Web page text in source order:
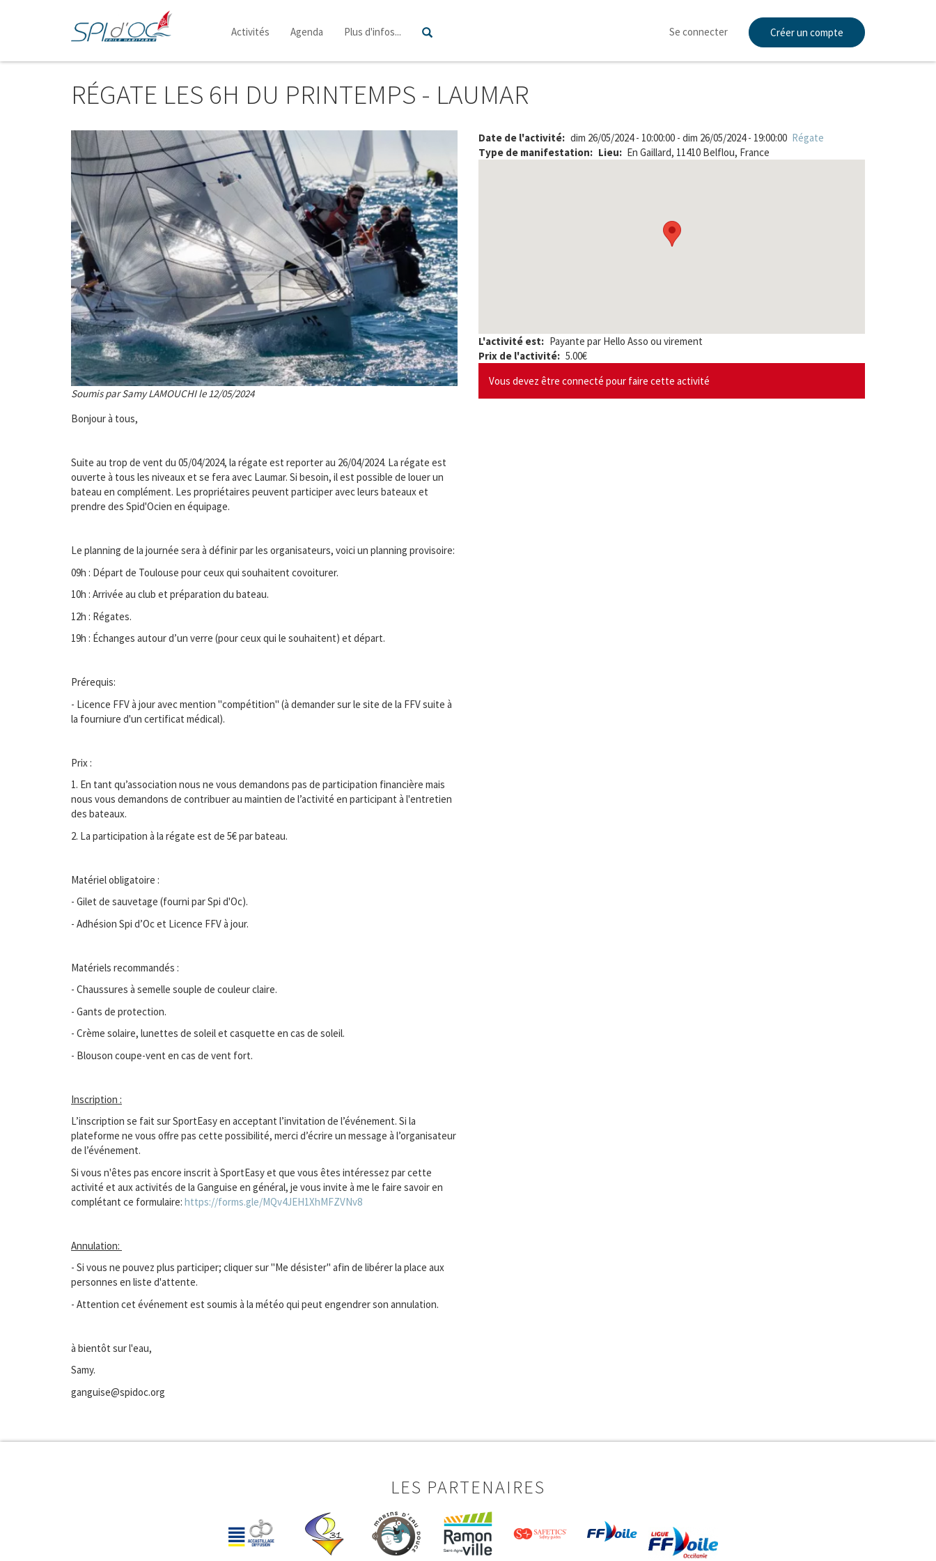
Aller
Navigation
principale
Activités Agenda Plus d'infos...
account
menu
Se connecter Créer un compte
RÉGATE LES 6H DU PRINTEMPS - LAUMAR
Soumis par Samy LAMOUCHI le 12/05/2024
Bonjour à tous,
Suite au trop de vent du 05/04/2024, la régate est reporter au 26/04/2024. La régate est
ouverte à tous les niveaux et se fera avec Laumar. Si besoin, il est possible de louer un
bateau en complément. Les propriétaires peuvent participer avec leurs bateaux et
prendre des Spid'Ocien en équipage.
Le planning de la journée sera à définir par les organisateurs, voici un planning provisoire:
09h : Départ de Toulouse pour ceux qui souhaitent covoiturer.
10h : Arrivée au club et préparation du bateau.
12h : Régates.
19h : Échanges autour d’un verre (pour ceux qui le souhaitent) et départ.
Prérequis:
- Licence FFV à jour avec mention "compétition" (à demander sur le site de la FFV suite à
la fourniure d'un certificat médical).
Prix :
1. En tant qu’association nous ne vous demandons pas de participation financière mais
nous vous demandons de contribuer au maintien de l’activité en participant à l'entretien
des bateaux.
2. La participation à la régate est de 5€ par bateau.
Matériel obligatoire :
- Gilet de sauvetage (fourni par Spi d'Oc).
- Adhésion Spi d’Oc et Licence FFV à jour.
Matériels recommandés :
- Chaussures à semelle souple de couleur claire.
- Gants de protection.
- Crème solaire, lunettes de soleil et casquette en cas de soleil.
- Blouson coupe-vent en cas de vent fort.
Inscription :
L’inscription se fait sur SportEasy en acceptant l’invitation de l’événement. Si la
plateforme ne vous offre pas cette possibilité, merci d’écrire un message à l’organisateur
de l’événement.
Si vous n'êtes pas encore inscrit à SportEasy et que vous êtes intéressez par cette
activité et aux activités de la Ganguise en général, je vous invite à me le faire savoir en
complétant ce formulaire: https://forms.gle/MQv4JEH1XhMFZVNv8
Annulation:
- Si vous ne pouvez plus participer; cliquer sur "Me désister" afin de libérer la place aux
personnes en liste d'attente.
- Attention cet événement est soumis à la météo qui peut engendrer son annulation.
à bientôt sur l'eau,
Samy.
ganguise@spidoc.org
Date de l'activité dim 26/05/2024 - 10:00:00- dim 26/05/2024 - 19:00:00
Type de manifestation
Régate
Lieu
En Gaillard, 11410 Belflou, France
L'activité est
Payante par Hello Asso ou virement
Prix de l'activité
5.00€
Vous devez être connecté pour faire cette activité
LES PARTENAIRES